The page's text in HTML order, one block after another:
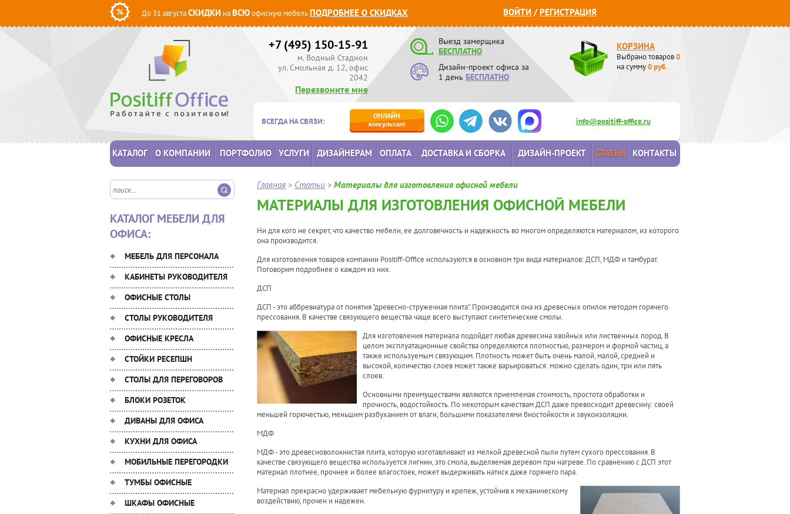
До 31 августаСКИДКИ наВСЮофисную мебельПОДРОБНЕЕ О СКИДКАХ ВОЙТИ /РЕГИСТРАЦИЯ
+7 (495) 150-15-91
м. Водный Стадион
ул. Смольная д. 12, офис
2042
Перезвоните мне
Выезд замерщика
БЕСПЛАТНО
Дизайн-проект офиса за
1 день БЕСПЛАТНО
КОРЗИНА
Выбрано товаров0
на сумму0руб.
ВСЕГДА НА СВЯЗИ:
ОНЛАЙН
консультант
info@positiff-office.ru
КАТАЛОГ О КОМПАНИИ ПОРТФОЛИО УСЛУГИ ДИЗАЙНЕРАМ ОПЛАТА ДОСТАВКА И СБОРКА ДИЗАЙН-ПРОЕКТ СТАТЬИ КОНТАКТЫ
КАТАЛОГ МЕБЕЛИ ДЛЯ
ОФИСА:
МЕБЕЛЬ ДЛЯ ПЕРСОНАЛА
КАБИНЕТЫ РУКОВОДИТЕЛЯ
ОФИСНЫЕ СТОЛЫ
СТОЛЫ РУКОВОДИТЕЛЯ
ОФИСНЫЕ КРЕСЛА
СТОЙКИ РЕСЕПШН
СТОЛЫ ДЛЯ ПЕРЕГОВОРОВ
БЛОКИ РОЗЕТОК
ДИВАНЫ ДЛЯ ОФИСА
КУХНИ ДЛЯ ОФИСА
МОБИЛЬНЫЕ ПЕРЕГОРОДКИ
ТУМБЫ ОФИСНЫЕ
ШКАФЫ ОФИСНЫЕ
Главная > Статьи > Материалы для изготовления офисной мебели
МАТЕРИАЛЫ ДЛЯ ИЗГОТОВЛЕНИЯ ОФИСНОЙ МЕБЕЛИ
Ни для кого не секрет, что качество мебели, ее долговечность и надежность во многом определяются материалом, из которого
она производится.
Для изготовления товаров компании Positiff-Office используются в основном три вида материалов: ДСП, МДФ и тамбурат.
Поговорим подробнее о каждом из них.
ДСП
ДСП - это аббревиатура от понятия "древесно-стружечная плита". Производится она из древесных опилок методом горячего
прессования. В качестве связующего вещества чаще всего выступают синтетические смолы.
Для изготовления материала подойдет любая древесина хвойных или лиственных пород. В
целом эксплуатационные свойства определяются плотностью, размером и формой частиц, а
также используемым связующим. Плотность может быть очень малой, малой, средней и
высокой, количество слоев может также варьироваться: можно сделать один, три или пять
слоев.
Основными преимуществами являются приемлемая стоимость, простота обработки и
прочность, водостойкость. По некоторым качествам ДСП даже превосходит древесину: своей
меньшей горючестью, меньшим разбуханием от влаги, большими показателями биостойкости и звукоизоляции.
МДФ
МДФ - это древесноволокнистая плита, которую изготавливают из мелкой древесной пыли путем сухого прессования. В
качестве связующего вещества используется лигнин, это смола, выделяемая деревом при нагреве. По сравнению с ДСП этот
материал плотнее, прочнее и более влагостоек, может выдерживать натиск даже горячего пара.
Материал прекрасно удерживает мебельную фурнитуру и крепеж, устойчив к механическому
воздействию, прочен и надежен.